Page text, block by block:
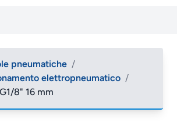
pneumatiche /
elettropneumatico /
8" 16 mm